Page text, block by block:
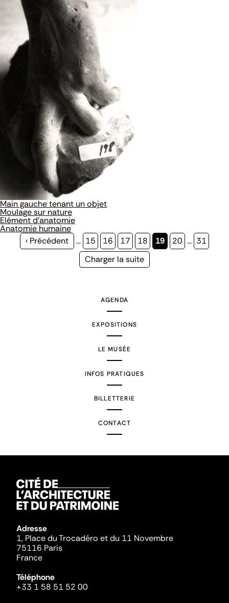
Main gauche tenant un objet
Moulage sur nature
Elément d'anatomie
Anatomie humaine
Page
‹ Précédent … Page
15 Page
16 Page
17 Page
18
Page
19 Page
20 … Page
31
Page
Charger la suite
AGENDA
EXPOSITIONS
LE MUSÉE
INFOS PRATIQUES
BILLETTERIE
CONTACT
Adresse
1, Place du Trocadéro et du 11 Novembre
75116 Paris
France
Téléphone
+33 1 58 51 52 00